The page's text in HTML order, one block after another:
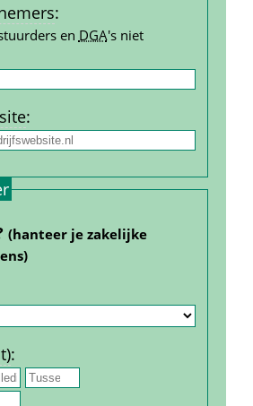
:
en DGA's niet
:
(hanteer je zakelijke
: